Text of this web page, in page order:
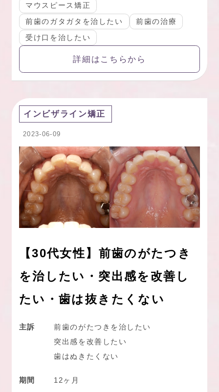
マウスピース矯正
前歯のガタガタを治したい
前歯の治療
受け口を治したい
詳細はこちらから
インビザライン矯正
2023-06-09
【30代女性】前歯のがたつき
を治したい・突出感を改善し
たい・歯は抜きたくない
主訴
前歯のがたつきを治したい
突出感を改善したい
歯はぬきたくない
期間 12ヶ月